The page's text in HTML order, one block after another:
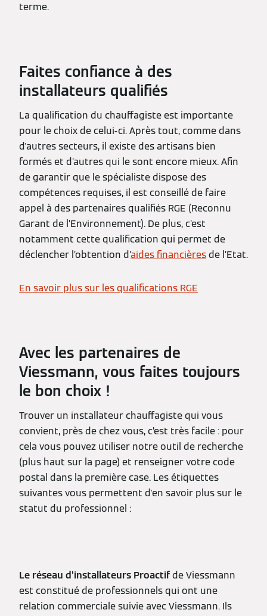
terme.
Faites confiance à des
installateurs qualifiés
La qualification du chauffagiste est importante
pour le choix de celui-ci. Après tout, comme dans
d'autres secteurs, il existe des artisans bien
formés et d’autres qui le sont encore mieux. Afin
de garantir que le spécialiste dispose des
compétences requises, il est conseillé de faire
appel à des partenaires qualifiés RGE (Reconnu
Garant de l’Environnement). De plus, c’est
notamment cette qualification qui permet de
déclencher l’obtention d’aides financièresde l’Etat.
En savoir plus sur les qualifications RGE
Avec les partenaires de
Viessmann, vous faites toujours
le bon choix !
Trouver un installateur chauffagiste qui vous
convient, près de chez vous, c’est très facile : pour
cela vous pouvez utiliser notre outil de recherche
(plus haut sur la page) et renseigner votre code
postal dans la première case. Les étiquettes
suivantes vous permettent d'en savoir plus sur le
statut du professionnel :
Le réseau d’installateurs Proactifde Viessmann
est constitué de professionnels qui ont une
relation commerciale suivie avec Viessmann. Ils